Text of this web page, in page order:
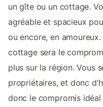
un gîte ou un cottage.
agréable et spacieux
ou encore, en
cottage sera le
plus sur la région. Vous
propriétaires, et donc
donc le compromis